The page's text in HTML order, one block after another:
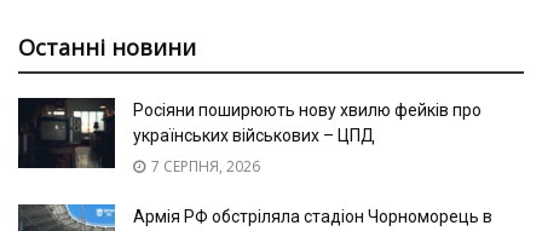
Останні новини
Росіяни поширюють нову хвилю фейків про
українських військових – ЦПД
7 СЕРПНЯ, 2026
Армія РФ обстріляла стадіон Чорноморець в